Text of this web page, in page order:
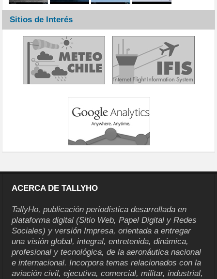
Sitios de Interés
ACERCA DE TALLYHO
TallyHo, publicación periodística desarrollada en
plataforma digital (Sitio Web, Papel Digital y Redes
Sociales) y versión Impresa, orientada a entregar
una visión global, integral, entretenida, dinámica,
profesional y tecnológica, de la aeronáutica nacional
e internacional. Incorpora temas relacionados con la
aviación civil, ejecutiva, comercial, militar, industrial,